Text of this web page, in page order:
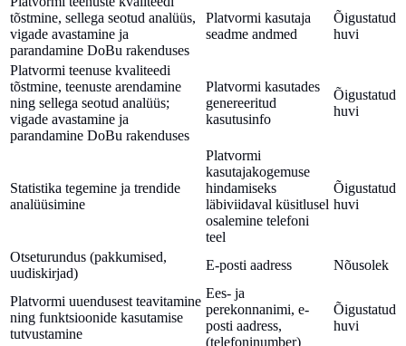
tõstmine, sellega seotud analüüs,
vigade avastamine ja
parandamine DoBu rakenduses
Platvormi kasutaja
seadme andmed
Õigustatud
huvi
Platvormi teenuse kvaliteedi
tõstmine, teenuste arendamine
ning sellega seotud analüüs;
vigade avastamine ja
parandamine DoBu rakenduses
Platvormi kasutades
genereeritud
kasutusinfo
Õigustatud
huvi
Statistika tegemine ja trendide
analüüsimine
Platvormi
kasutajakogemuse
hindamiseks
läbiviidaval küsitlusel
osalemine telefoni
teel
Õigustatud
huvi
Otseturundus (pakkumised,
uudiskirjad)
E-posti aadress Nõusolek
Platvormi uuendusest teavitamine
ning funktsioonide kasutamise
tutvustamine
Ees- ja
perekonnanimi, e-
posti aadress,
(telefoninumber)
Õigustatud
huvi